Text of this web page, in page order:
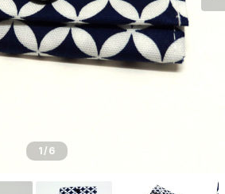
1/6